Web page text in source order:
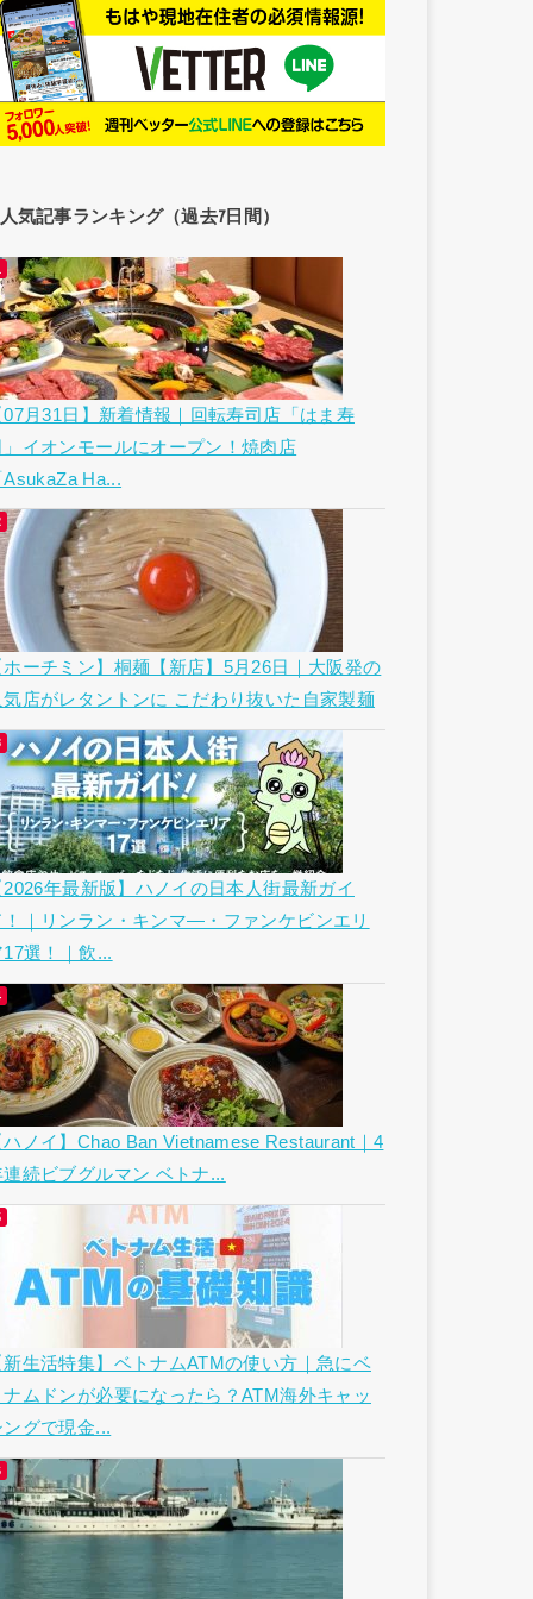
人気記事ランキング（過去7日間）
07月31日】新着情報｜回転寿司店「はま寿
」イオンモールにオープン！焼肉店
AsukaZa Ha...
ホーチミン】桐麺【新店】5月26日｜大阪発の
気店がレタントンに こだわり抜いた自家製麺
2026年最新版】ハノイの日本人街最新ガイ
！｜リンラン・キンマ―・ファンケビンエリ
17選！｜飲...
ハノイ】Chao Ban Vietnamese Restaurant｜4
連続ビブグルマン ベトナ...
新生活特集】ベトナムATMの使い方｜急にベ
ナムドンが必要になったら？ATM海外キャッ
ングで現金...